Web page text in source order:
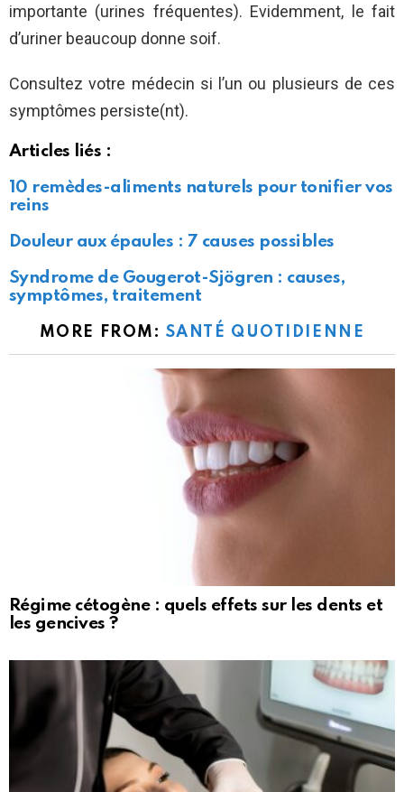
importante (urines fréquentes). Evidemment, le fait
d’uriner beaucoup donne soif.
Consultez votre médecin si l’un ou plusieurs de ces
symptômes persiste(nt).
Articles liés :
10 remèdes-aliments naturels pour tonifier vos
reins
Douleur aux épaules : 7 causes possibles
Syndrome de Gougerot-Sjögren : causes,
symptômes, traitement
MORE FROM: SANTÉ QUOTIDIENNE
Régime cétogène : quels effets sur les dents et
les gencives ?